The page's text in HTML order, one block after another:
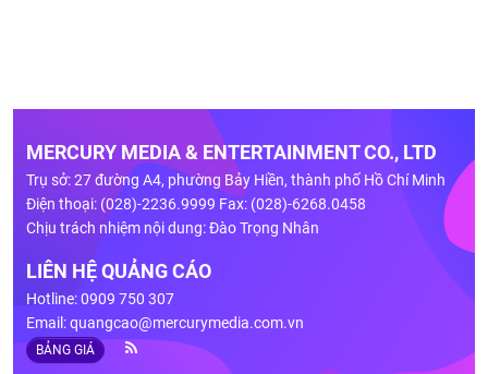
MERCURY MEDIA & ENTERTAINMENT CO., LTD
Trụ sở: 27 đường A4, phường Bảy Hiền, thành phố Hồ Chí Minh
Điện thoại: (028)-2236.9999 Fax: (028)-6268.0458
Chịu trách nhiệm nội dung: Đào Trọng Nhân
LIÊN HỆ QUẢNG CÁO
Hotline: 0909 750 307
Email:quangcao@mercurymedia.com.vn
BẢNG GIÁ